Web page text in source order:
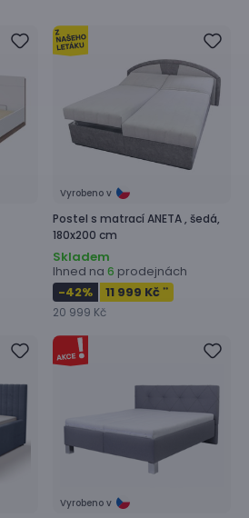
Vyrobeno v
Postel s matracíANETA , šedá,
180x200 cm
Skladem
Ihned na 6 prodejnách
-42% 11 999 Kč **
20 999 Kč
Vyrobeno v